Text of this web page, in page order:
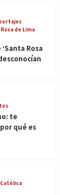
de Lima
Rosa
te
qué es